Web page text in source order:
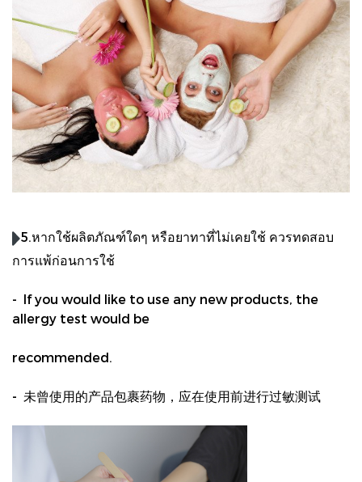
5.หากใช้ผลิตภัณฑ์ใดๆ หรือยาทาที่ไม่เคยใช้ ควรทดสอบ
การแพ้ก่อนการใช้
- If you would like to use any new products, the
allergy test would be
recommended.
- 未曾使用的产品包裹药物，应在使用前进行过敏测试